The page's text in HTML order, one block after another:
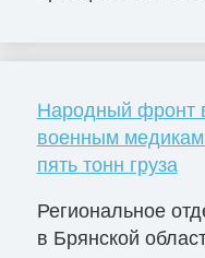
Народный фронт
военным
пять тонн груза
Региональное
в Брянской